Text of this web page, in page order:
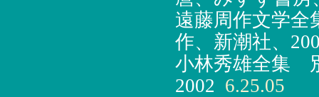
遠藤周作文学
作、新潮社、
小林秀雄全集
2002 6.25.05